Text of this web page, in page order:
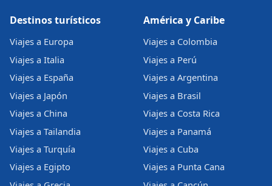
Destinos turísticos
Viajes a Europa
Viajes a Italia
Viajes a España
Viajes a Japón
Viajes a China
Viajes a Tailandia
Viajes a Turquía
Viajes a Egipto
América y Caribe
Viajes a Colombia
Viajes a Perú
Viajes a Argentina
Viajes a Brasil
Viajes a Costa Rica
Viajes a Panamá
Viajes a Cuba
Viajes a Punta Cana